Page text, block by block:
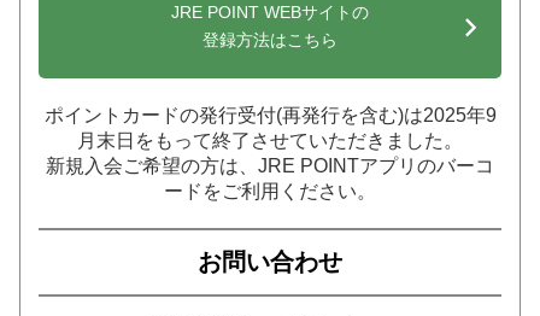
JRE POINT WEBサイトの
登録方法はこちら
ポイントカードの発行受付(再発行を含む)は2025年9
月末日をもって終了させていただきました。
新規入会ご希望の方は、JRE POINTアプリのバーコ
ードをご利用ください。
お問い合わせ